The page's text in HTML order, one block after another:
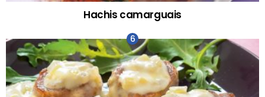
Hachis camarguais